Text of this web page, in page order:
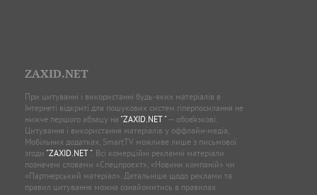
ZAXID.NET
При цитуванні і використанні будь-яких матеріалів в
Інтернеті відкриті для пошукових систем гіперпосилання не
нижче першого абзацу на "ZAXID.NET "— обов’язкові.
Цитування і використання матеріалів у оффлайн-медіа,
Мобільних додатках, SmartTV можливе лише з письмової
згоди "ZAXID.NET ". Всі комерційні рекламні матеріали
позначені словами «Спецпроєкт», «Новини компаній» чи
«Партнерський матеріал». Детальніше щодо реклами та
правил цитування можна ознайомитись в правилах